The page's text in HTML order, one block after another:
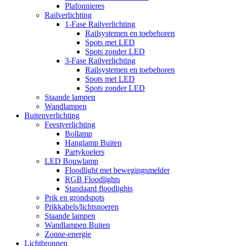
Plafonnieres
Railverlichting
1-Fase Railverlichting
Railsystemen en toebehoren
Spots met LED
Spots zonder LED
3-Fase Railverlichting
Railsystemen en toebehoren
Spots met LED
Spots zonder LED
Staande lampen
Wandlampen
Buitenverlichting
Feestverlichting
Bollamp
Hanglamp Buiten
Partykoelers
LED Bouwlamp
Floodlight met bewegingsmelder
RGB Floodlights
Standaard floodlights
Prik en grondspots
Prikkabels/lichtsnoeren
Staande lampen
Wandlampen Buiten
Zonne-energie
Lichtbronnen